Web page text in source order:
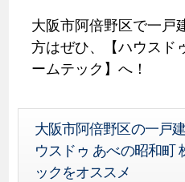
大阪市阿倍野区で一戸
方はぜひ、【ハウスド
ームテック】へ！
大阪市阿倍野区の一戸
ウスドゥ あべの昭和町
ックをオススメ